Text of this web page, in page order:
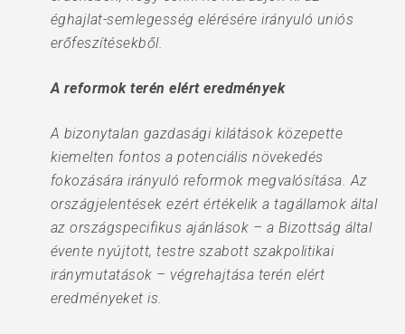
éghajlat-semlegesség elérésére irányuló uniós
erőfeszítésekből.
A reformok terén elért eredmények
A bizonytalan gazdasági kilátások közepette
kiemelten fontos a potenciális növekedés
fokozására irányuló reformok megvalósítása. Az
országjelentések ezért értékelik a tagállamok által
az országspecifikus ajánlások – a Bizottság által
évente nyújtott, testre szabott szakpolitikai
iránymutatások – végrehajtása terén elért
eredményeket is.